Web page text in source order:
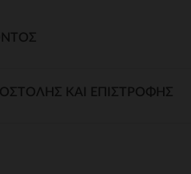
ΚΑΙ ΕΠΙΣΤΡΟΦΉΣ